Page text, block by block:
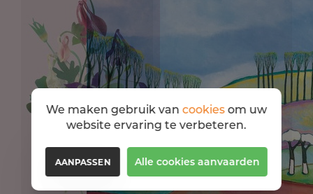
We maken gebruik van cookiesom uw
website ervaring te verbeteren.
AANPASSEN Alle cookies aanvaarden